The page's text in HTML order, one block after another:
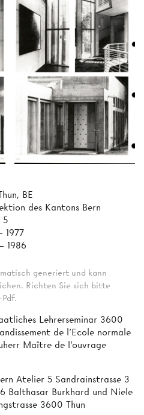
BE
des Kantons Bern
5
1977
1986
generiert und kann
Richten Sie sich bitte
Lehrerseminar 3600
de l'Ecole normale
Maître de l'ouvrage
Atelier 5 Sandrainstrasse 3
Balthasar Burkhard und Niele
3600 Thun